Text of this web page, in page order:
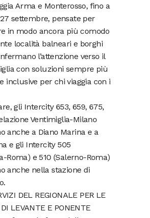
Arma e Monterosso, fino a
settembre, pensate per
in modo ancora più comodo
località balneari e borghi
l’attenzione verso il
con soluzioni sempre più
inclusive per chi viaggia con i
gli Intercity 653, 659, 675,
Ventimiglia-Milano
anche a Diano Marina e a
e gli Intercity 505
Roma) e 510 (Salerno-Roma)
anche nella stazione di
DEL REGIONALE PER LE
LEVANTE E PONENTE